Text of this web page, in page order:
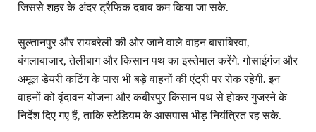
जिससे शहर के अंदर ट्रैफिक दबाव कम किया जा सके.
सुल्तानपुर और रायबरेली की ओर जाने वाले वाहन बाराबिरवा,
बंगलाबाजार, तेलीबाग और किसान पथ का इस्तेमाल करेंगे. गोसाईगंज और
अमूल डेयरी कटिंग के पास भी बड़े वाहनों की एंट्री पर रोक रहेगी. इन
वाहनों को वृंदावन योजना और कबीरपुर किसान पथ से होकर गुजरने के
निर्देश दिए गए हैं, ताकि स्टेडियम के आसपास भीड़ नियंत्रित रह सके.